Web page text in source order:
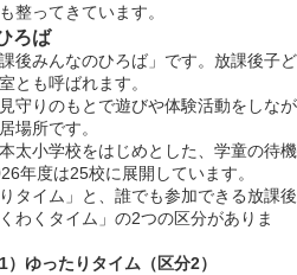
整ってきています。
ろば
後みんなのひろば」です。放課後子ど
とも呼ばれます。
守りのもとで遊びや体験活動をしなが
場所です。
太小学校をはじめとした、学童の待機
年度は25校に展開しています。
タイム」と、誰でも参加できる放課後
わくタイム」の2つの区分がありま
ゆったりタイム（区分2）